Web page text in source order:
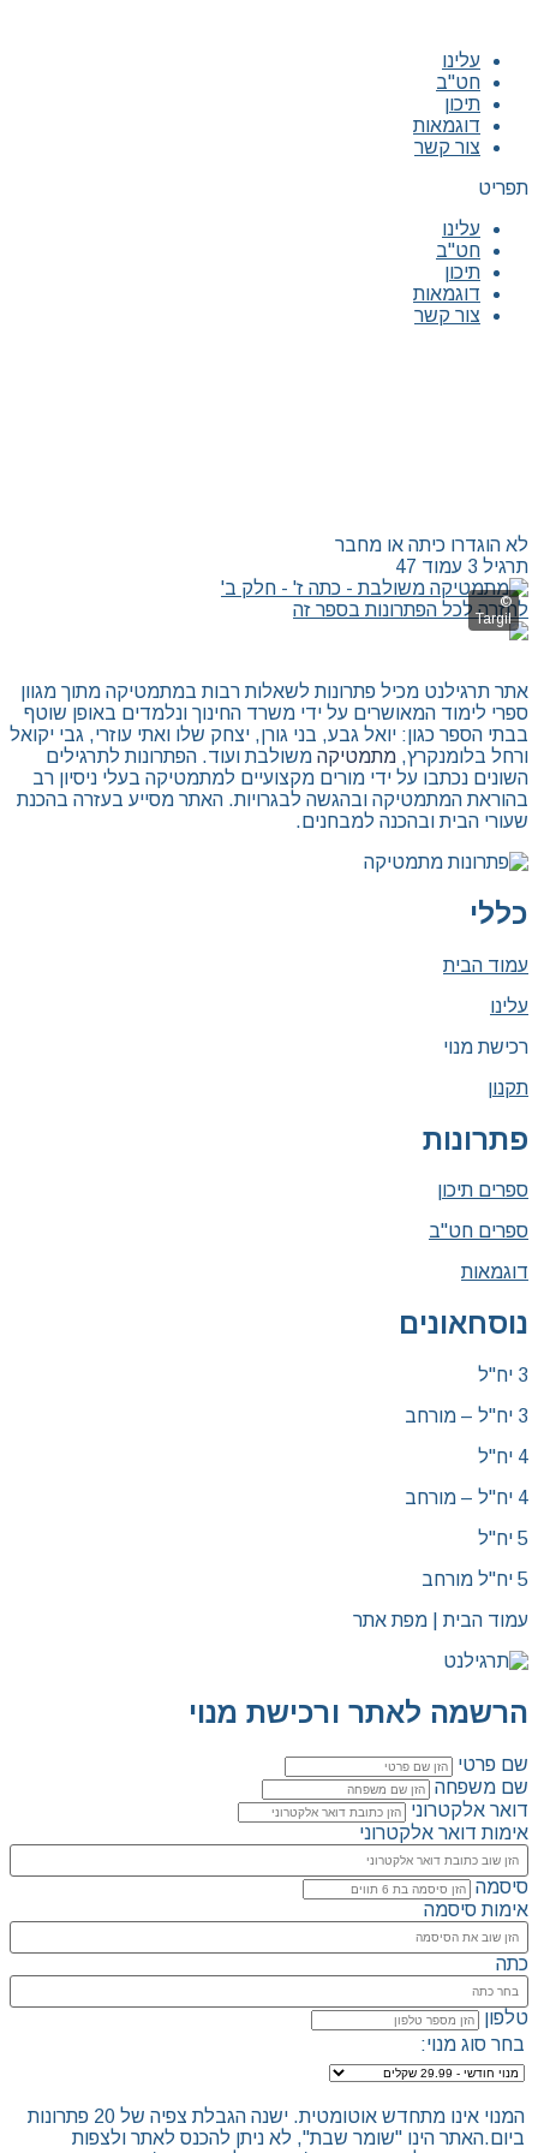
עלינו
חט"ב
תיכון
דוגמאות
צור קשר
תפריט
עלינו
חט"ב
תיכון
דוגמאות
צור קשר
לא הוגדרו כיתה או מחבר
תרגיל 3 עמוד 47
לחזרה לכל הפתרונות בספר זה
אתר תרגילנט מכיל פתרונות לשאלות רבות במתמטיקה מתוך מגוון
ספרי לימוד המאושרים על ידי משרד החינוך ונלמדים באופן שוטף
בבתי הספר כגון: יואל גבע, בני גורן, יצחק שלו ואתי עוזרי, גבי יקואל
ורחל בלומנקרץ, מתמטיקה משולבת ועוד. הפתרונות לתרגילים
השונים נכתבו על ידי מורים מקצועיים למתמטיקה בעלי ניסיון רב
בהוראת המתמטיקה ובהגשה לבגרויות. האתר מסייע בעזרה בהכנת
שעורי הבית ובהכנה למבחנים.
כללי
עמוד הבית
עלינו
רכישת מנוי
תקנון
פתרונות
ספרים תיכון
ספרים חט"ב
דוגמאות
נוסחאונים
3 יח"ל
3 יח"ל – מורחב
4 יח"ל
4 יח"ל – מורחב
5 יח"ל
5 יח"ל מורחב
עמוד הבית | מפת אתר
הרשמה לאתר ורכישת מנוי
שם פרטי
שם משפחה
דואר אלקטרוני
אימות דואר אלקטרוני
סיסמה
אימות סיסמה
כתה
טלפון
בחר סוג מנוי:
המנוי אינו מתחדש אוטומטית. ישנה הגבלת צפיה של 20 פתרונות
ביום.האתר הינו "שומר שבת", לא ניתן להכנס לאתר ולצפות